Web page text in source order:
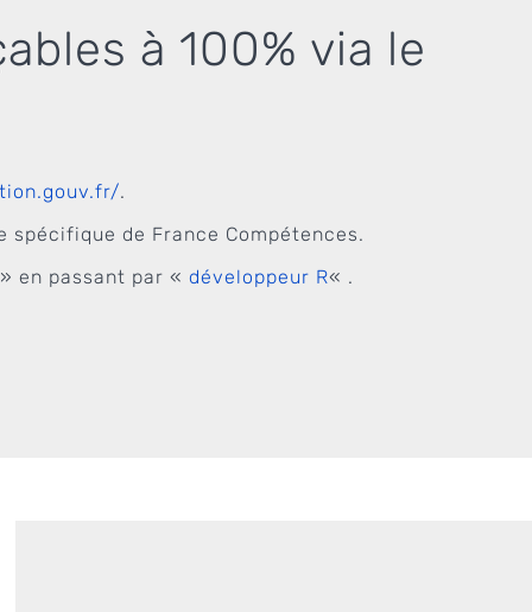
à 100% via le
.
de France Compétences.
» en passant par « développeur R« .